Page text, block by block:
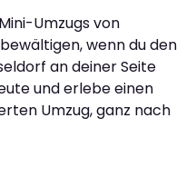
Umzugs von
wenn du den
an deiner Seite
und erlebe einen
Umzug, ganz nach